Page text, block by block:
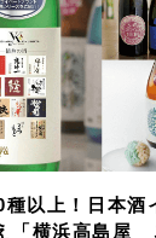
以上！日本酒
「横浜高島屋